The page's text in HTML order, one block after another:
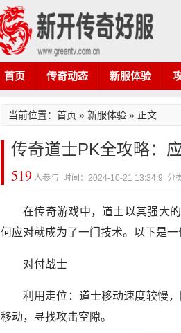
首页 传奇动态 新服体验
当前位置： 首页 » 新服体验 » 正文
传奇道士PK全攻略：
519 人参与 时间：2024-10-21 13:34:9 分
在传奇游戏中，道士以其强大
何应对就成为了一门技术。以下是
对付战士
利用走位：道士移动速度较慢
移动，寻找攻击空隙。